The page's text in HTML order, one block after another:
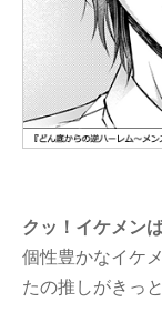
クッ！イケメン
個性豊かなイケ
たの推しがきっ